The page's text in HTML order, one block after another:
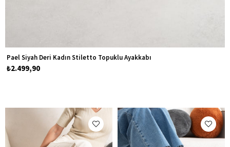
Pael Siyah Deri Kadın Stiletto Topuklu Ayakkabı
₺2.499,90